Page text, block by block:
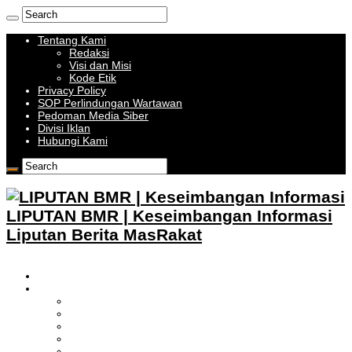
Tentang Kami
Redaksi
Visi dan Misi
Kode Etik
Privacy Policy
SOP Perlindungan Wartawan
Pedoman Media Siber
Divisi Iklan
Hubungi Kami
LIPUTAN BMR | Keseimbangan Informasi
Liputan Berita MasRakat